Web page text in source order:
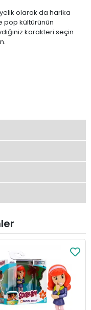
olarak da harika
pop kültürünün
karakteri seçin